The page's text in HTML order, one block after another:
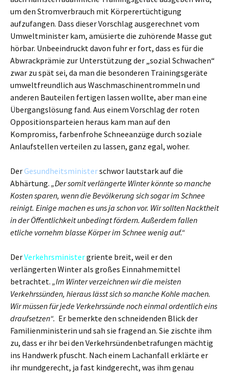
um den Stromverbrauch mit Körperertüchtigung
aufzufangen. Dass dieser Vorschlag ausgerechnet vom
Umweltminister kam, amüsierte die zuhörende Masse gut
hörbar. Unbeeindruckt davon fuhr er fort, dass es für die
Abwrackprämie zur Unterstützung der „sozial Schwachen“
zwar zu spät sei, da man die besonderen Trainingsgeräte
umweltfreundlich aus Waschmaschinentrommeln und
anderen Bauteilen fertigen lassen wollte, aber man eine
Übergangslösung fand. Aus einem Vorschlag der roten
Oppositionsparteien heraus kam man auf den
Kompromiss, farbenfrohe Schneeanzüge durch soziale
Anlaufstellen verteilen zu lassen, ganz egal, woher.
DerGesundheitsministerschwor lautstark auf die
Abhärtung. „Der somit verlängerte Winter könnte so manche
Kosten sparen, wenn die Bevölkerung sich sogar im Schnee
reinigt. Einige machen es uns ja schon vor. Wir sollten Nacktheit
in der Öffentlichkeit unbedingt fördern. Außerdem fallen
etliche vornehm blasse Körper im Schnee wenig auf.“
DerVerkehrsministergriente breit, weil er den
verlängerten Winter als großes Einnahmemittel
betrachtet. „Im Winter verzeichnen wir die meisten
Verkehrssünden, hieraus lässt sich so manche Kohle machen.
Wir müssen für jede Verkehrssünde noch einmal ordentlich eins
draufsetzen“. Er bemerkte den schneidenden Blick der
Familienministerin und sah sie fragend an. Sie zischte ihm
zu, dass er ihr bei den Verkehrsündenbetrafungen mächtig
ins Handwerk pfuscht. Nach einem Lachanfall erklärte er
ihr mundgerecht, ja fast kindgerecht, was ihm genau